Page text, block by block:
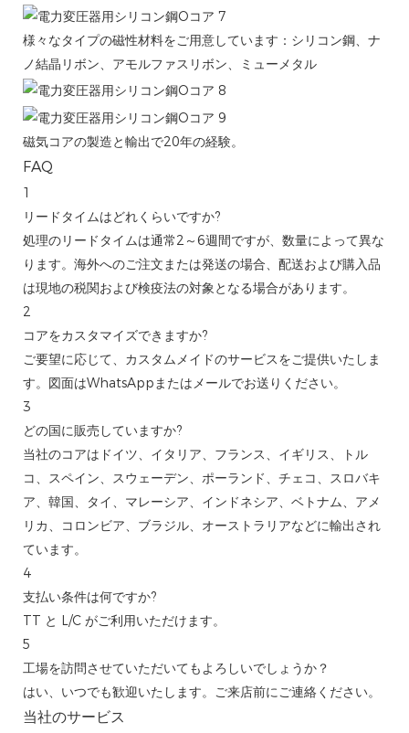
様々なタイプの磁性材料をご用意しています：シリコン鋼、ナ
ノ結晶リボン、アモルファスリボン、ミューメタル
磁気コアの製造と輸出で20年の経験。
FAQ
1
リードタイムはどれくらいですか?
処理のリードタイムは通常2～6週間ですが、数量によって異な
ります。海外へのご注文または発送の場合、配送および購入品
は現地の税関および検疫法の対象となる場合があります。
2
コアをカスタマイズできますか?
ご要望に応じて、カスタムメイドのサービスをご提供いたしま
す。図面はWhatsAppまたはメールでお送りください。
3
どの国に販売していますか?
当社のコアはドイツ、イタリア、フランス、イギリス、トル
コ、スペイン、スウェーデン、ポーランド、チェコ、スロバキ
ア、韓国、タイ、マレーシア、インドネシア、ベトナム、アメ
リカ、コロンビア、ブラジル、オーストラリアなどに輸出され
ています。
4
支払い条件は何ですか?
TT と L/C がご利用いただけます。
5
工場を訪問させていただいてもよろしいでしょうか？
はい、いつでも歓迎いたします。ご来店前にご連絡ください。
当社のサービス